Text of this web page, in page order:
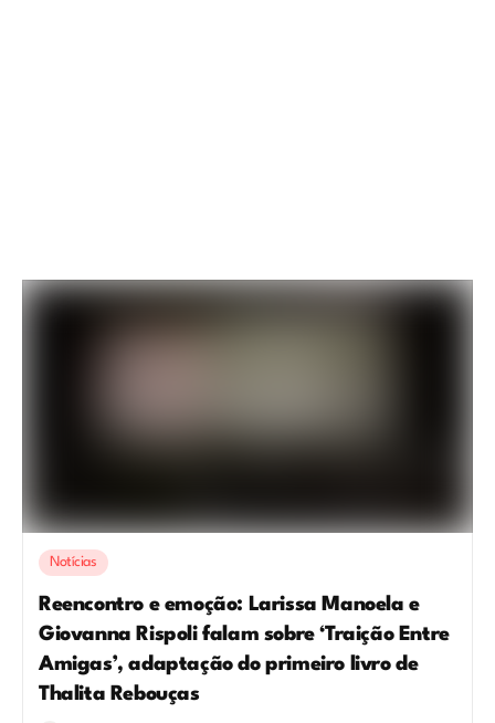
Notícias
Reencontro e emoção: Larissa Manoela e
Giovanna Rispoli falam sobre ‘Traição Entre
Amigas’, adaptação do primeiro livro de
Thalita Rebouças